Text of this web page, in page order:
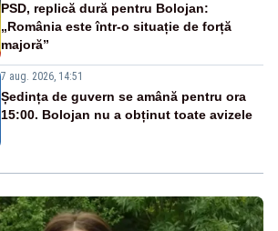
PSD, replică dură pentru Bolojan:
„România este într-o situație de forță
majoră”
7 aug. 2026, 14:51
Ședința de guvern se amână pentru ora
15:00. Bolojan nu a obținut toate avizele